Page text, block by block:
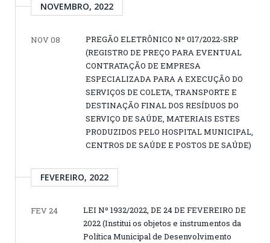
NOVEMBRO, 2022
NOV 08
PREGÃO ELETRÔNICO Nº 017/2022-SRP
(REGISTRO DE PREÇO PARA EVENTUAL
CONTRATAÇÃO DE EMPRESA
ESPECIALIZADA PARA A EXECUÇÃO DO
SERVIÇOS DE COLETA, TRANSPORTE E
DESTINAÇÃO FINAL DOS RESÍDUOS DO
SERVIÇO DE SAÚDE, MATERIAIS ESTES
PRODUZIDOS PELO HOSPITAL MUNICIPAL,
CENTROS DE SAÚDE E POSTOS DE SAÚDE)
FEVEREIRO, 2022
FEV 24
LEI Nº 1932/2022, DE 24 DE FEVEREIRO DE
2022 (Institui os objetos e instrumentos da
Política Municipal de Desenvolvimento